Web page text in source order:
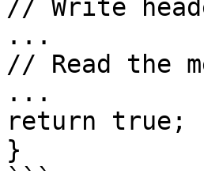
// Write
...
// Read the
...
return true;
}
```